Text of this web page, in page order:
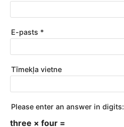
E-pasts *
Tīmekļa vietne
Please enter an answer in digits:
three × four =